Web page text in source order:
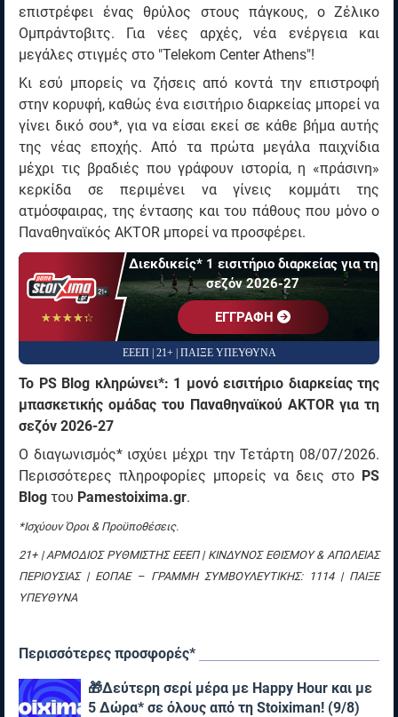
επιστρέφει ένας θρύλος στους πάγκους, ο Ζέλικο
Ομπράντοβιτς. Για νέες αρχές, νέα ενέργεια και
μεγάλες στιγμές στο "Telekom Center Athens"!
Κι εσύ μπορείς να ζήσεις από κοντά την επιστροφή
στην κορυφή, καθώς ένα εισιτήριο διαρκείας μπορεί να
γίνει δικό σου*, για να είσαι εκεί σε κάθε βήμα αυτής
της νέας εποχής. Από τα πρώτα μεγάλα παιχνίδια
μέχρι τις βραδιές που γράφουν ιστορία, η «πράσινη»
κερκίδα σε περιμένει να γίνεις κομμάτι της
ατμόσφαιρας, της έντασης και του πάθους που μόνο ο
Παναθηναϊκός AKTOR μπορεί να προσφέρει.
☆☆☆☆☆
★★★★★
Διεκδικείς* 1 εισιτήριο διαρκείας για τη
σεζόν 2026-27
EΓΓΡΑΦΗ
ΕΕΕΠ | 21+ | ΠΑΙΞΕ ΥΠΕΥΘΥΝΑ
Το PS Blog κληρώνει*: 1 μονό εισιτήριο διαρκείας της
μπασκετικής ομάδας του Παναθηναϊκού AKTOR για τη
σεζόν 2026-27
Ο διαγωνισμός* ισχύει μέχρι την Τετάρτη 08/07/2026.
Περισσότερες πληροφορίες μπορείς να δεις στο PS
Blog του Pamestoixima.gr.
*Ισχύουν Όροι & Προϋποθέσεις.
21+ | ΑΡΜΟΔΙΟΣ ΡΥΘΜΙΣΤΗΣ ΕΕΕΠ | ΚΙΝΔΥΝΟΣ ΕΘΙΣΜΟΥ & ΑΠΩΛΕΙΑΣ
ΠΕΡΙΟΥΣΙΑΣ | ΕΟΠΑΕ – ΓΡΑΜΜΗ ΣΥΜΒΟΥΛΕΥΤΙΚΗΣ: 1114 | ΠΑΙΞΕ
ΥΠΕΥΘΥΝΑ
Περισσότερες προσφορές*
🎁Δεύτερη σερί μέρα με Happy Hour και με
5 Δώρα* σε όλους από τη Stoiximan! (9/8)